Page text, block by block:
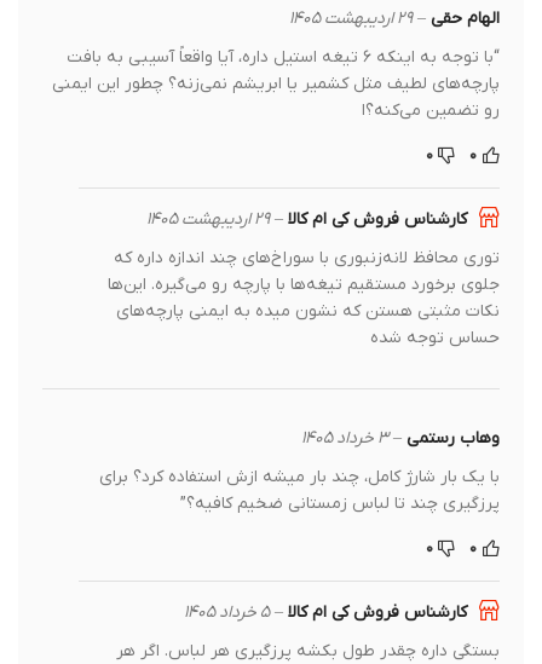
الهام حقی– ۲۹ اردیبهشت ۱۴۰۵
“با توجه به اینکه ۶ تیغه استیل داره، آیا واقعاً آسیبی به بافت
پارچه‌های لطیف مثل کشمیر یا ابریشم نمی‌زنه؟ چطور این ایمنی
رو تضمین می‌کنه؟ا
کارشناس فروش کی ام کالا– ۲۹ اردیبهشت ۱۴۰۵
توری محافظ لانه‌زنبوری با سوراخ‌های چند اندازه داره که
جلوی برخورد مستقیم تیغه‌ها با پارچه رو می‌گیره. این‌ها
نکات مثبتی هستن که نشون میده به ایمنی پارچه‌های
حساس توجه شده
وهاب رستمی– ۳ خرداد ۱۴۰۵
با یک بار شارژ کامل، چند بار میشه ازش استفاده کرد؟ برای
پرزگیری چند تا لباس زمستانی ضخیم کافیه؟”
کارشناس فروش کی ام کالا– ۵ خرداد ۱۴۰۵
بستگی داره چقدر طول بکشه پرزگیری هر لباس. اگر هر